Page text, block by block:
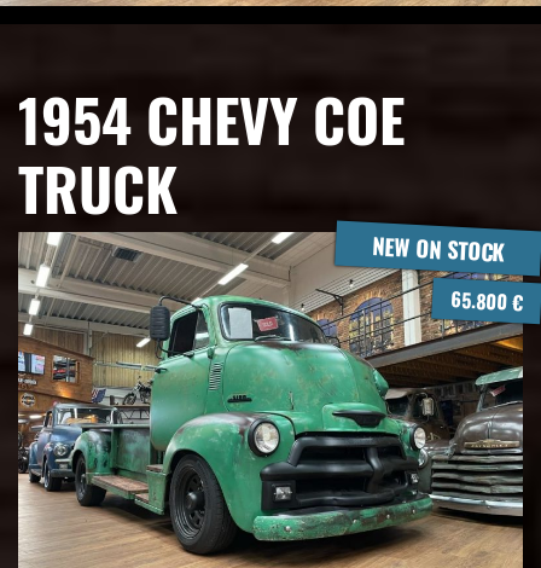
1954 CHEVY COE
TRUCK
NEW ON STOCK
65.800 €